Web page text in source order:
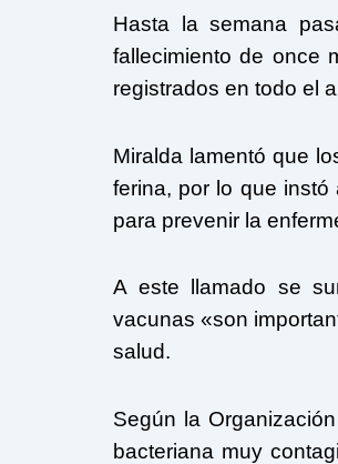
Hasta la semana
fallecimiento de once
registrados en todo el
Miralda lamentó que
ferina, por lo que
para prevenir la
A este llamado se
vacunas «son
salud.
Según la
bacteriana muy